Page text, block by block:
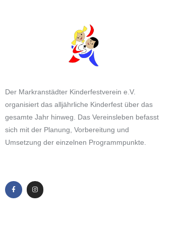
Der Markranstädter Kinderfestverein e.V.
organisiert das alljährliche Kinderfest über das
gesamte Jahr hinweg. Das Vereinsleben befasst
sich mit der Planung, Vorbereitung und
Umsetzung der einzelnen Programmpunkte.